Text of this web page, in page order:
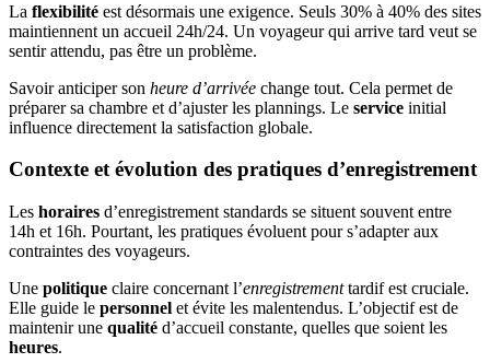
La flexibilité est désormais une exigence. Seuls 30% à 40% des sites
maintiennent un accueil 24h/24. Un voyageur qui arrive tard veut se
sentir attendu, pas être un problème.
Savoir anticiper son heure d’arrivée change tout. Cela permet de
préparer sa chambre et d’ajuster les plannings. Le service initial
influence directement la satisfaction globale.
Contexte et évolution des pratiques d’enregistrement
Les horaires d’enregistrement standards se situent souvent entre
14h et 16h. Pourtant, les pratiques évoluent pour s’adapter aux
contraintes des voyageurs.
Une politique claire concernant l’enregistrementtardif est cruciale.
Elle guide le personnel et évite les malentendus. L’objectif est de
maintenir une qualité d’accueil constante, quelles que soient les
heures.